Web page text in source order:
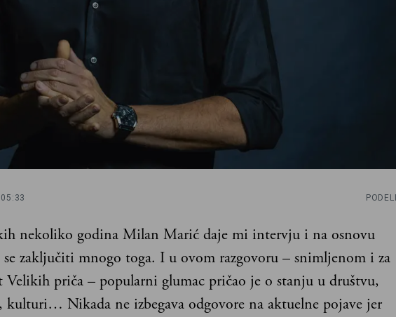
05:33 PODELI
nekoliko godina Milan Marić daje mi intervju i na osnovu
se zaključiti mnogo toga. I u ovom razgovoru – snimljenom i za
Velikih priča – popularni glumac pričao je o stanju u društvu,
Nikada ne izbegava odgovore na aktuelne pojave jer